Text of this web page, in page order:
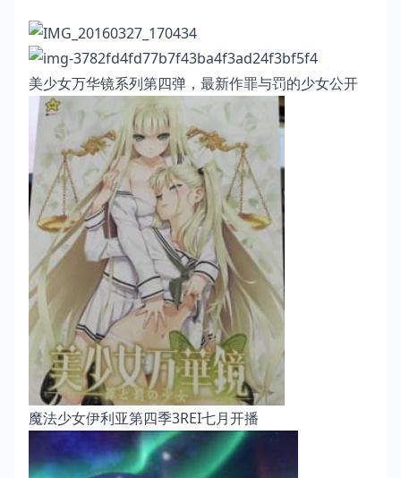
美少女万华镜系列第四弹，最新作罪与罚的少女公开
魔法少女伊利亚第四季3REI七月开播